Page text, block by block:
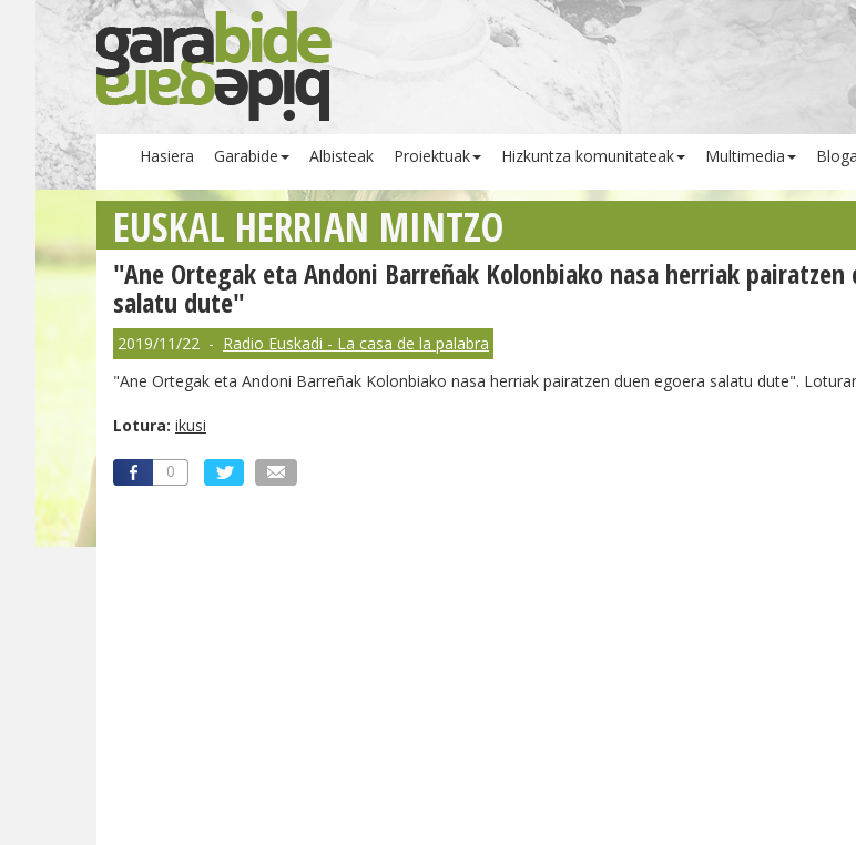
Hasiera Garabide Albisteak Proiektuak Hizkuntza komunitateak Multimedia
EUSKAL HERRIAN MINTZO
"Ane Ortegak eta Andoni Barreñak Kolonbiako nasa herriak pairatzen
salatu dute"
2019/11/22 - Radio Euskadi - La casa de la palabra
"Ane Ortegak eta Andoni Barreñak Kolonbiako nasa herriak pairatzen duen egoera salatu dute".
Lotura: ikusi
0